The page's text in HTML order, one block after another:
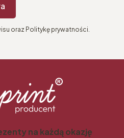
oraz Politykę prywatności.
na każdą okazję